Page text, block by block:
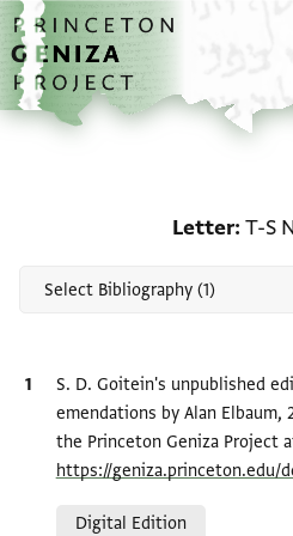
Skip to main content
home
Letter T-S
Bibliographic citation
S. D. Goitein's unpublished
emendations by Alan
the Princeton Geniza Project
https://geniza.princeton.edu/
Digital Edition